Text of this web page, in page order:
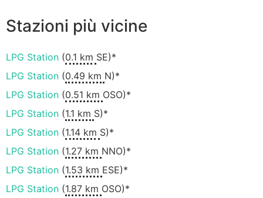
Stazioni più vicine
LPG Station (0.1 km SE)*
LPG Station (0.49 km N)*
LPG Station (0.51 km OSO)*
LPG Station (1.1 km S)*
LPG Station (1.14 km S)*
LPG Station (1.27 km NNO)*
LPG Station (1.53 km ESE)*
LPG Station (1.87 km OSO)*